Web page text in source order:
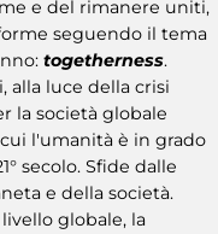
e del rimanere uniti,
seguendo il tema
togetherness.
alla luce della crisi
la società globale
l'umanità è in grado
secolo. Sfide dalle
e della società.
globale, la